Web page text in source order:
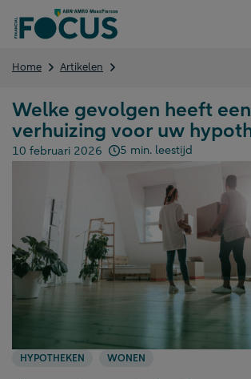
naar
Home Artikelen
een
verhuizing
voor
uw
Welke gevolgen heeft een
verhuizing voor uw
Gepubliceerd op:
10 februari 2026 5 min. leestijd
HYPOTHEKEN WONEN